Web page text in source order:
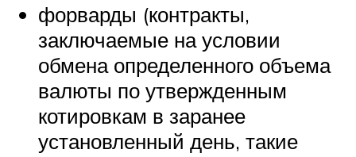
форварды (контракты,
заключаемые на условии
обмена определенного объема
валюты по утвержденным
котировкам в заранее
установленный день, такие